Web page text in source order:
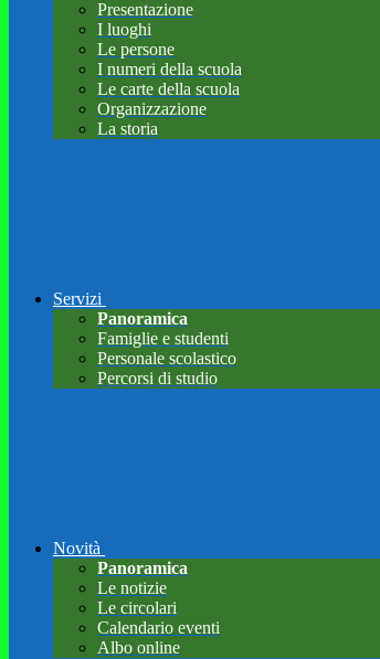
Presentazione
I luoghi
Le persone
I numeri della scuola
Le carte della scuola
Organizzazione
La storia
Servizi
Panoramica
Famiglie e studenti
Personale scolastico
Percorsi di studio
Novità
Panoramica
Le notizie
Le circolari
Calendario eventi
Albo online